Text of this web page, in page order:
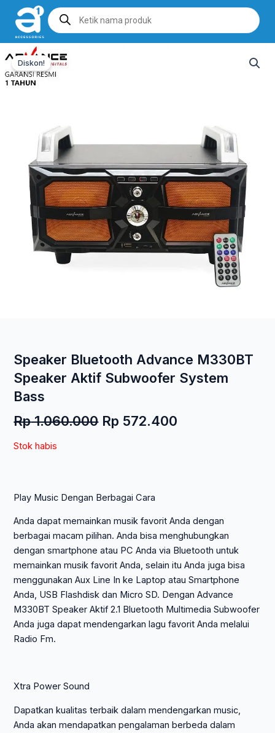
Products
search
Diskon!
Speaker Bluetooth Advance M330BT
Speaker Aktif Subwoofer System
Bass
Rp1.060.000 Harga
Rp 572.400
Stok habis
Play Music Dengan Berbagai Cara
Anda dapat memainkan musik favorit Anda dengan
berbagai macam pilihan. Anda bisa menghubungkan
dengan smartphone atau PC Anda via Bluetooth untuk
memainkan musik favorit Anda, selain itu Anda juga bisa
menggunakan Aux Line In ke Laptop atau Smartphone
Anda, USB Flashdisk dan Micro SD. Dengan Advance
M330BT Speaker Aktif 2.1 Bluetooth Multimedia Subwoofer
Anda juga dapat mendengarkan lagu favorit Anda melalui
Radio Fm.
Xtra Power Sound
Dapatkan kualitas terbaik dalam mendengarkan music,
Anda akan mendapatkan pengalaman berbeda dalam